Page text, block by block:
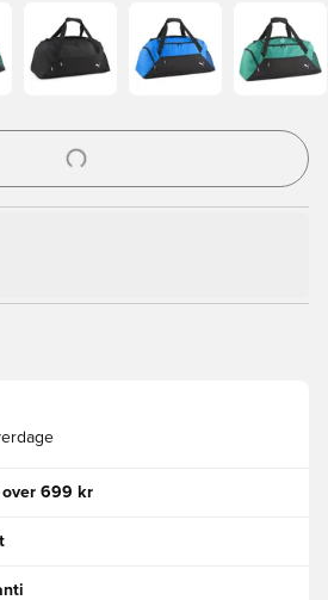
ind eller tilmelde dig som medlem
over 699 kr